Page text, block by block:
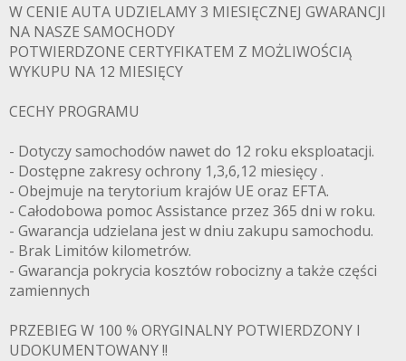
W CENIE AUTA UDZIELAMY 3 MIESIĘCZNEJ GWARANCJI
NA NASZE SAMOCHODY
POTWIERDZONE CERTYFIKATEM Z MOŻLIWOŚCIĄ
WYKUPU NA 12 MIESIĘCY
CECHY PROGRAMU
- Dotyczy samochodów nawet do 12 roku eksploatacji.
- Dostępne zakresy ochrony 1,3,6,12 miesięcy .
- Obejmuje na terytorium krajów UE oraz EFTA.
- Całodobowa pomoc Assistance przez 365 dni w roku.
- Gwarancja udzielana jest w dniu zakupu samochodu.
- Brak Limitów kilometrów.
- Gwarancja pokrycia kosztów robocizny a także części
zamiennych
PRZEBIEG W 100 % ORYGINALNY POTWIERDZONY I
UDOKUMENTOWANY !!